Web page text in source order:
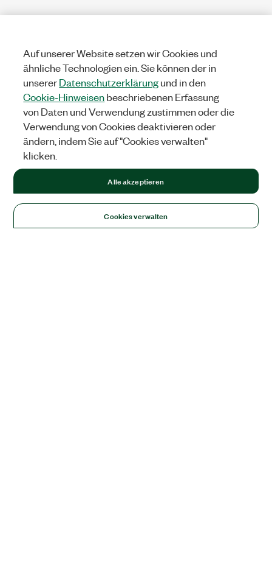
Auf unserer Website setzen wir Cookies und
ähnliche Technologien ein. Sie können der in
unsererDatenschutzerklärungund in den
Cookie-Hinweisenbeschriebenen Erfassung
von Daten und Verwendung zustimmen oder die
Verwendung von Cookies deaktivieren oder
ändern, indem Sie auf "Cookies verwalten"
klicken.
Cookies verwalten
Alle akzeptieren